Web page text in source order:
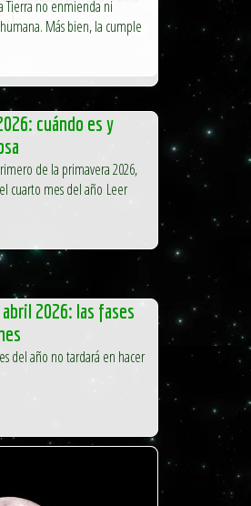
Tierra no enmienda ni
Más bien, la cumple
cuándo es y
de la primavera 2026,
cuarto mes del año Leer
2026: las fases
del año no tardará en hacer